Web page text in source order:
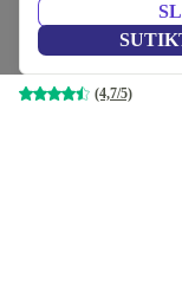
Lenovo
i5-8500 | 8 GB |
(4,7/5)